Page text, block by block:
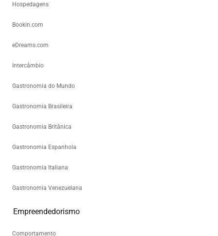
Hospedagens
Bookin.com
eDreams.com
Intercâmbio
Gastronomia do Mundo
Gastronomia Brasileira
Gastronomia Britânica
Gastronomia Espanhola
Gastronomia Italiana
Gastronomia Venezuelana
Empreendedorismo
Comportamento